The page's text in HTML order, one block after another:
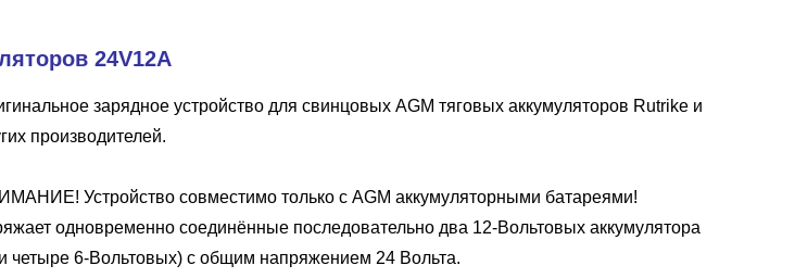
24V12A
зарядное устройство для свинцовых AGM тяговых аккумуляторов Rutrike и
производителей.
Устройство совместимо только с AGM аккумуляторными батареями!
одновременно соединённые последовательно два 12-Вольтовых аккумулятора
четыре 6-Вольтовых) с общим напряжением 24 Вольта.